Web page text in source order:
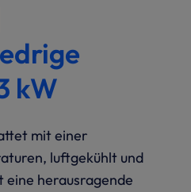
kW
mit einer
luftgekühlt und
herausragende